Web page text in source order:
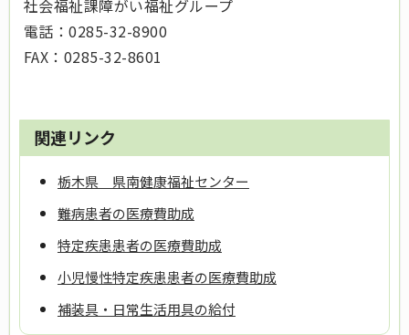
社会福祉課障がい福祉グループ
電話：0285-32-8900
FAX：0285-32-8601
関連リンク
栃木県 県南健康福祉センター
難病患者の医療費助成
特定疾患患者の医療費助成
小児慢性特定疾患患者の医療費助成
補装具・日常生活用具の給付